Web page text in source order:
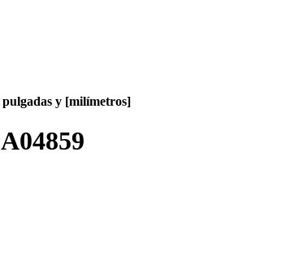
pulgadas y [milímetros]
A04859